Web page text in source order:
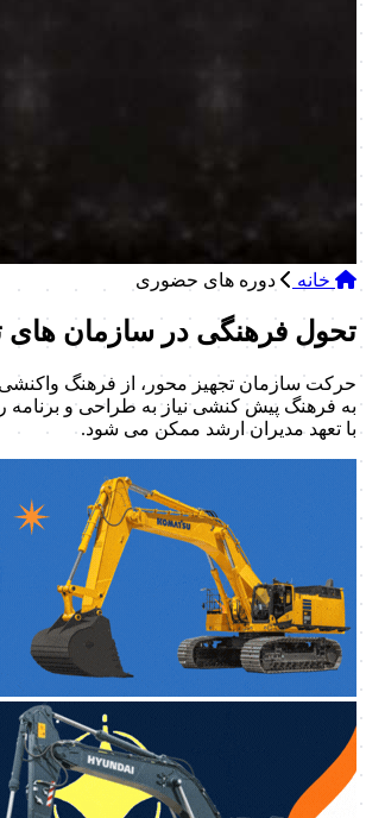
خانه دوره های حضوری
تحول فرهنگی در سازمان های
حرکت سازمان تجهیز محور، از فرهنگ واکنشی
به فرهنگ پیش کنشی نیاز به طراحی و برنامه
با تعهد مدیران ارشد ممکن می شود.